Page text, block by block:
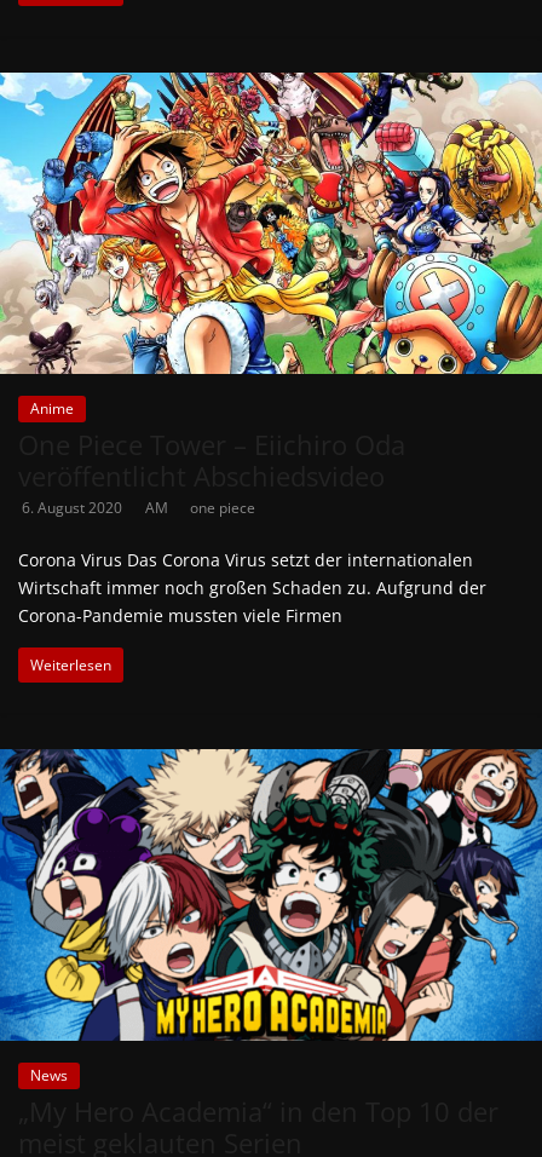
Anime
6. August 2020 AM one piece
Corona Virus Das Corona Virus setzt der internationalen
Wirtschaft immer noch großen Schaden zu. Aufgrund der
Corona-Pandemie mussten viele Firmen
Weiterlesen
News